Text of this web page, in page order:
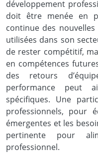
développement
doit être menée en
continue des
utilisées dans son
de rester compétitif,
en compétences
des retours
performance peut
spécifiques. Une
professionnels, pour
émergentes et les
pertinente pour
professionnel.